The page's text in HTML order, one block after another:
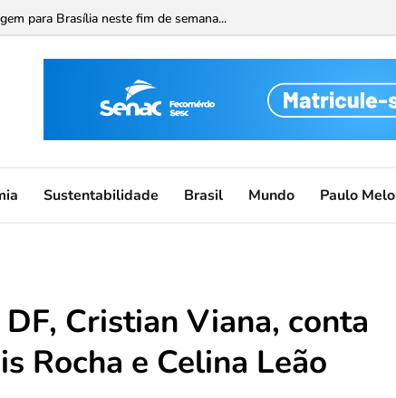
para Brasília neste fim de semana...
de estágio no Distrito Federal...
Sustentabilidade Brasil Mundo Paulo Melo
Cristian Viana, conta
Rocha e Celina Leão